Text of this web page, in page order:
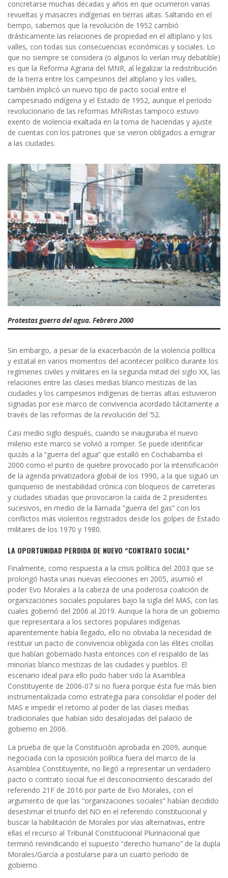
concretarse muchas décadas y años en que ocurrieron varias
revueltas y masacres indígenas en tierras altas. Saltando en el
tiempo, sabemos que la revolución de 1952 cambió
drásticamente las relaciones de propiedad en el altiplano y los
valles, con todas sus consecuencias económicas y sociales. Lo
que no siempre se considera (o algunos lo verían muy debatible)
es que la Reforma Agraria del MNR, al legalizar la redistribución
de la tierra entre los campesinos del altiplano y los valles,
también implicó un nuevo tipo de pacto social entre el
campesinado indígena y el Estado de 1952, aunque el período
revolucionario de las reformas MNRistas tampoco estuvo
exento de violencia exaltada en la toma de haciendas y ajuste
de cuentas con los patrones que se vieron obligados a emigrar
a las ciudades.
Protestas guerra del agua. Febrero 2000
Sin embargo, a pesar de la exacerbación de la violencia política
y estatal en varios momentos del acontecer político durante los
regímenes civiles y militares en la segunda mitad del siglo XX, las
relaciones entre las clases medias blanco mestizas de las
ciudades y los campesinos indígenas de tierras altas estuvieron
signadas por ese marco de convivencia acordado tácitamente a
través de las reformas de la revolución del ’52.
Casi medio siglo después, cuando se inauguraba el nuevo
milenio este marco se volvió a romper. Se puede identificar
quizás a la “guerra del agua” que estalló en Cochabamba el
2000 como el punto de quiebre provocado por la intensificación
de la agenda privatizadora global de los 1990, a la que siguió un
quinquenio de inestabilidad crónica con bloqueos de carreteras
y ciudades sitiadas que provocaron la caída de 2 presidentes
sucesivos, en medio de la llamada “guerra del gas” con los
conflictos más violentos registrados desde los golpes de Estado
militares de los 1970 y 1980.
LA OPORTUNIDAD PERDIDA DE NUEVO “CONTRATO SOCIAL”
Finalmente, como respuesta a la crisis política del 2003 que se
prolongó hasta unas nuevas elecciones en 2005, asumió el
poder Evo Morales a la cabeza de una poderosa coalición de
organizaciones sociales populares bajo la sigla del MAS, con las
cuales gobernó del 2006 al 2019. Aunque la hora de un gobierno
que representara a los sectores populares indígenas
aparentemente había llegado, ello no obviaba la necesidad de
restituir un pacto de convivencia obligada con las élites criollas
que habían gobernado hasta entonces con el respaldo de las
minorías blanco mestizas de las ciudades y pueblos. El
escenario ideal para ello pudo haber sido la Asamblea
Constituyente de 2006-07 si no fuera porque ésta fue más bien
instrumentalizada como estrategia para consolidar el poder del
MAS e impedir el retorno al poder de las clases medias
tradicionales que habían sido desalojadas del palacio de
gobierno en 2006.
La prueba de que la Constitución aprobada en 2009, aunque
negociada con la oposición política fuera del marco de la
Asamblea Constituyente, no llegó a representar un verdadero
pacto o contrato social fue el desconocimiento descarado del
referendo 21F de 2016 por parte de Evo Morales, con el
argumento de que las “organizaciones sociales” habían decidido
desestimar el triunfo del NO en el referendo constitucional y
buscar la habilitación de Morales por vías alternativas, entre
ellas el recurso al Tribunal Constitucional Plurinacional que
terminó reivindicando el supuesto “derecho humano” de la dupla
Morales/García a postularse para un cuarto período de
gobierno.